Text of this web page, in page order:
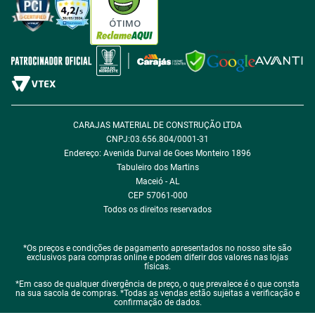
Política de Cookie
Política de Desconto
Fale com encarregado de dados
ÓTIMO
CARAJAS MATERIAL DE CONSTRUÇÃO LTDA
CNPJ:03.656.804/0001-31
Endereço: Avenida Durval de Goes Monteiro 1896
Tabuleiro dos Martins
Maceió - AL
CEP 57061-000
Todos os direitos reservados
*Os preços e condições de pagamento apresentados no nosso site são
exclusivos para compras online e podem diferir dos valores nas lojas
físicas.
*Em caso de qualquer divergência de preço, o que prevalece é o que consta
na sua sacola de compras. *Todas as vendas estão sujeitas a verificação e
confirmação de dados.